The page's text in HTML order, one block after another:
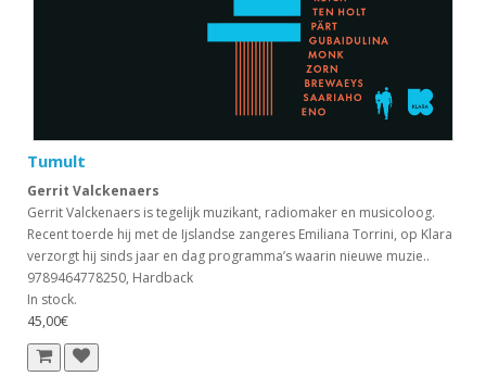
Tumult
Gerrit Valckenaers
Gerrit Valckenaers is tegelijk muzikant, radiomaker en musicoloog.
Recent toerde hij met de Ijslandse zangeres Emiliana Torrini, op Klara
verzorgt hij sinds jaar en dag programma’s waarin nieuwe muzie..
9789464778250, Hardback
In stock.
45,00€